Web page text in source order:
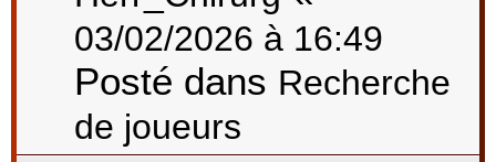
03/02/2026 à 16:49
Posté dans Recherche
de joueurs